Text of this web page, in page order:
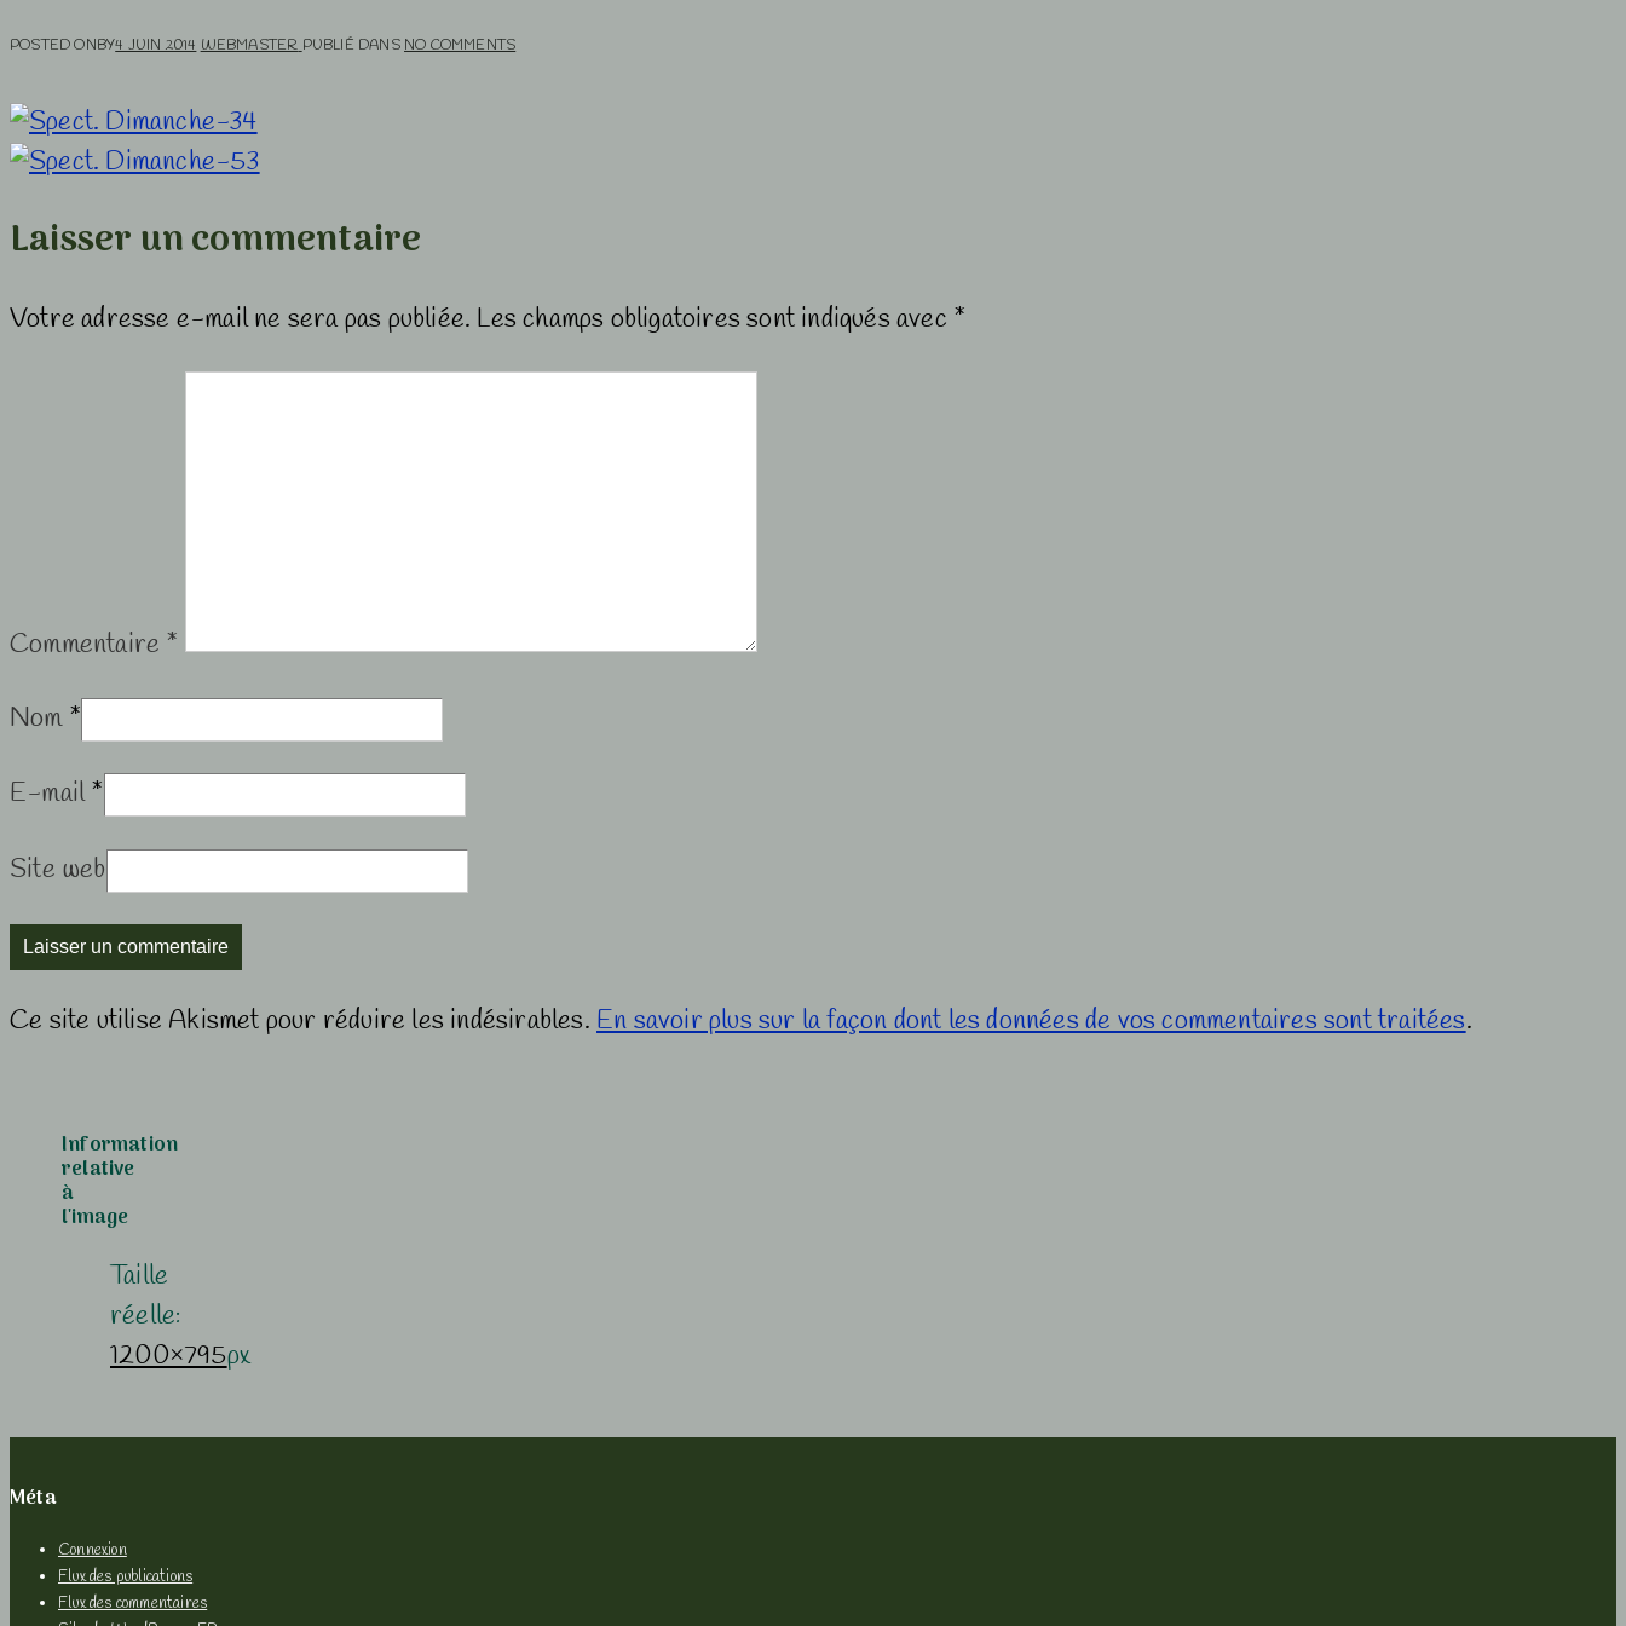
POSTED ONBY4 JUIN 2014 WEBMASTER PUBLIÉ DANS NO COMMENTS
Laisser un commentaire
Votre adresse e-mail ne sera pas publiée. Les champs obligatoires sont indiqués avec *
Commentaire *
Nom *
E-mail*
Site web
Ce site utilise Akismet pour réduire les indésirables.En savoir plus sur la façon dont les données de vos commentaires sont traitées.
Information
relative
à
l'image
Taille
réelle:
1200×795px
Méta
Connexion
Flux des publications
Flux des commentaires